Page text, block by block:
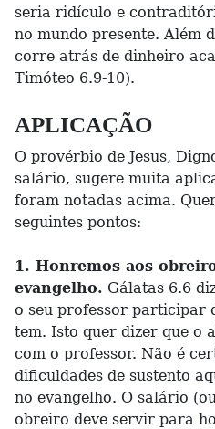
seria ridículo e
no mundo presente. Além
corre atrás de dinheiro
Timóteo 6.9-10).
APLICAÇÃO
O provérbio de Jesus,
salário, sugere muita
foram notadas acima.
seguintes pontos:
1. Honremos aos
evangelho. Gálatas 6.6
o seu professor participar
tem. Isto quer dizer que o
com o professor. Não é
dificuldades de sustento
no evangelho. O salário
obreiro deve servir para